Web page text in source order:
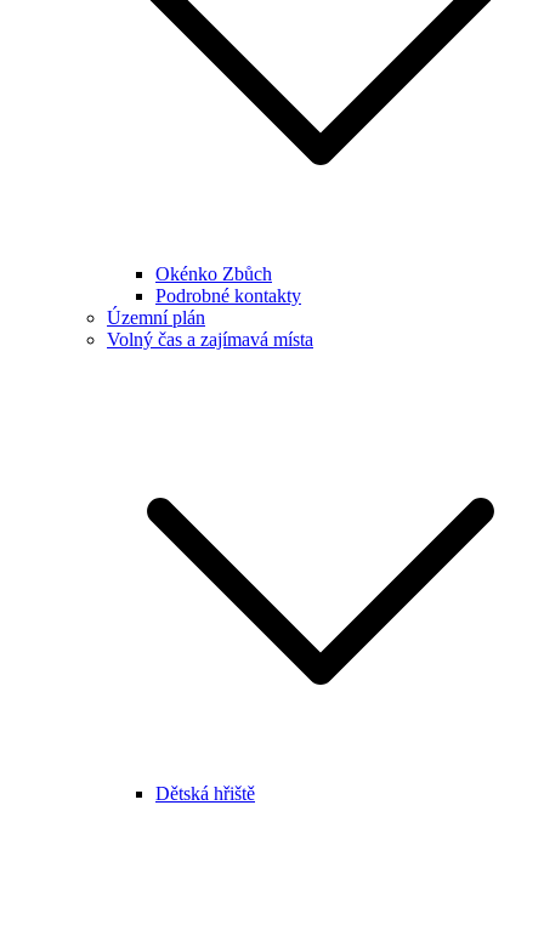
Okénko Zbůch
Podrobné kontakty
Územní plán
Volný čas a zajímavá místa
Dětská hřiště